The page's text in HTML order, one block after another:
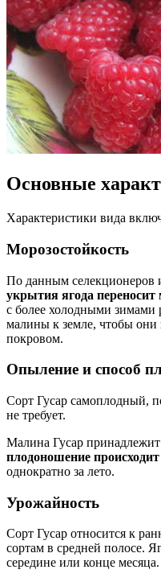
Основные
Характеристики вида
Морозостойкость
По данным селекционеров
укрытия ягода переносит
с более холодными зимами
малины к земле, чтобы
покровом.
Опыление и способ
Сорт Гусар самоплодный,
не требует.
Малина Гусар
плодоношение
однократно за лето.
Урожайность
Сорт Гусар относится к
сортам в средней полосе.
середине или конце месяца.